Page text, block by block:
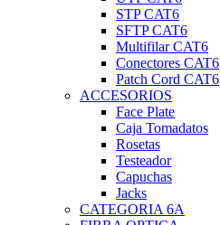
STP CAT6
SFTP CAT6
Multifilar CAT6
Conectores CAT6
Patch Cord CAT6
ACCESORIOS
Face Plate
Caja Tomadatos
Rosetas
Testeador
Capuchas
Jacks
CATEGORIA 6A